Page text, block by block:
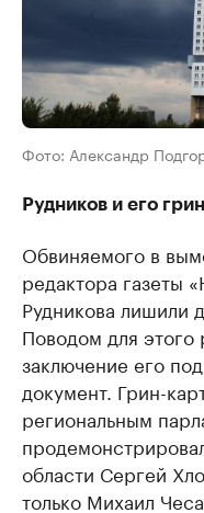
Фото: Александр
Рудников и его
Обвиняемого в
редактора газеты
Рудникова лишили
Поводом для
заключение его
документ. Грин-
региональным
области Сергей
только Михаил